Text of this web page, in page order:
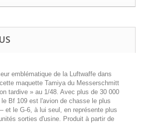
emblématique de la Luftwaffe dans
maquette Tamiya du Messerschmitt
tardive » au 1/48. Avec plus de 30 000
Bf 109 est l'avion de chasse le plus
et le G-6, à lui seul, en représente plus
sorties d'usine. Produit à partir de